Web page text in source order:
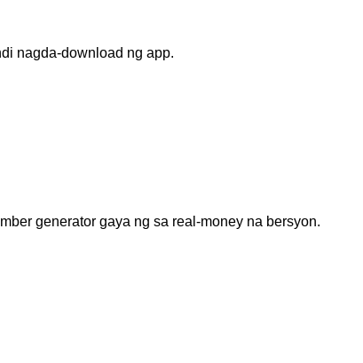
nagda-download ng app.
generator gaya ng sa real‑money na bersyon.